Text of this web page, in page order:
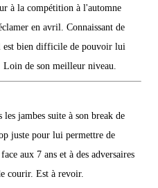
à la compétition à l'automne
en avril. Connaissant de
est bien difficile de pouvoir lui
Loin de son meilleur niveau.
jambes suite à son break de
juste pour lui permettre de
aux 7 ans et à des adversaires
courir. Est à revoir.